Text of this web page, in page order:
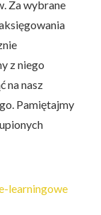
Za wybrane
z niego
na nasz
Pamiętajmy
learningowe